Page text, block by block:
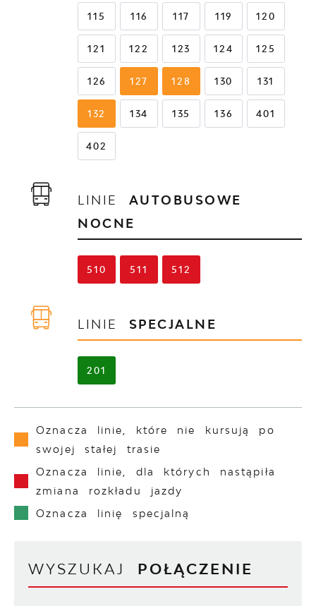
115 116 117 119 120
121 122 123 124 125
126 127 128 130 131
132 134 135 136 401
402
LINIE AUTOBUSOWE
NOCNE
510 511 512
LINIE SPECJALNE
201
Oznacza linie, które nie kursują po
swojej stałej trasie
Oznacza linie, dla których nastąpiła
zmiana rozkładu jazdy
Oznacza linię specjalną
WYSZUKAJ POŁĄCZENIE